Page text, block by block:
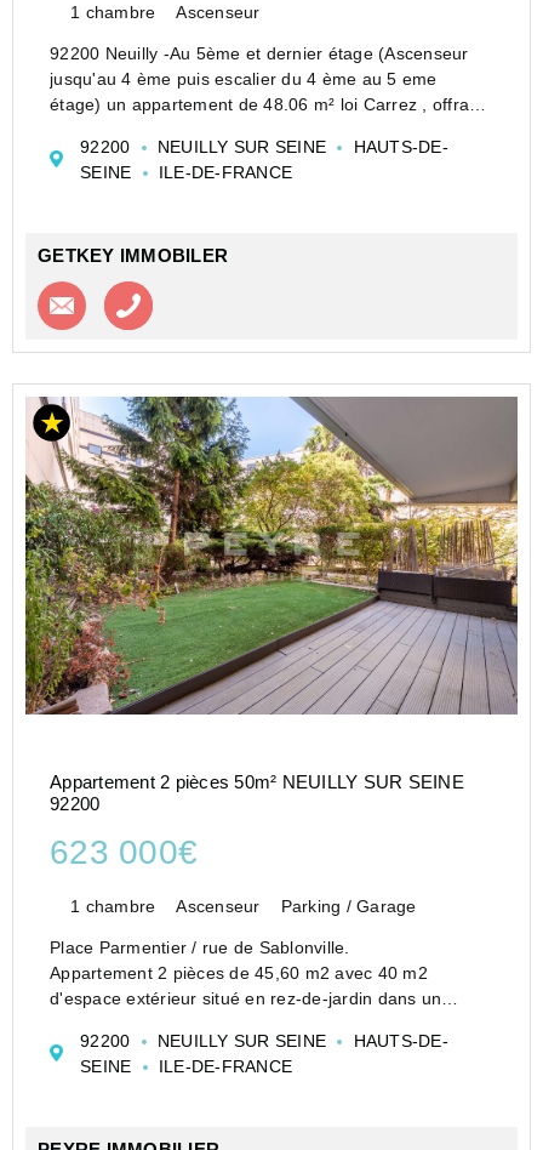
1 chambre Ascenseur
92200 Neuilly -Au 5ème et dernier étage (Ascenseur
jusqu'au 4 ème puis escalier du 4 ème au 5 eme
étage) un appartement de 48.06 m² loi Carrez , offrant
une magnifique verrière d'atelier récemme...
92200 NEUILLY SUR SEINE
HAUTS-DE-
SEINE
ILE-DE-FRANCE
GETKEY IMMOBILER
Contacter l'agence
Appartement 2 pièces 50m² NEUILLY SUR SEINE
92200
623 000€
1 chambre Ascenseur Parking / Garage
Place Parmentier / rue de Sablonville.
Appartement 2 pièces de 45,60 m2 avec 40 m2
d'espace extérieur situé en rez-de-jardin dans un
L'agencement est le suivant : entrée, séjour avec accès
à l'espace...
92200 NEUILLY SUR SEINE
HAUTS-DE-
SEINE
ILE-DE-FRANCE